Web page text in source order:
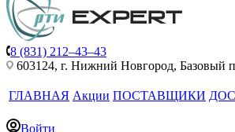
8 (831) 212–43–43
603124, г. Нижний Новгород, Базовый
ГЛАВНАЯ Акции ПОСТАВЩИКИ
Войти